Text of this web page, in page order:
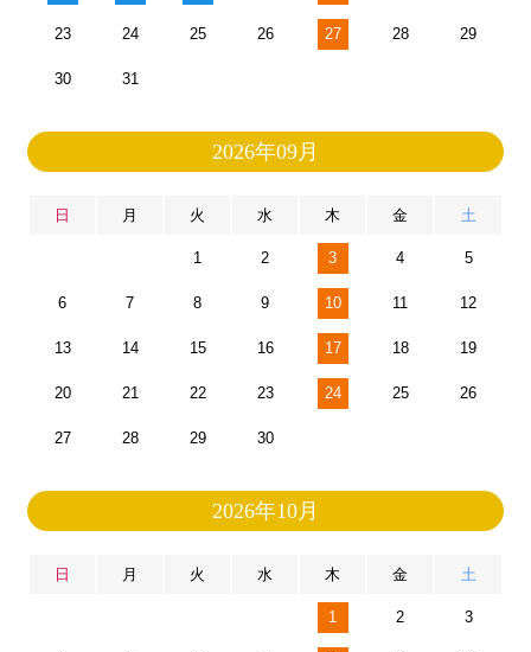
23 24 25 26 27 28 29
30 31
2026年09月
日 月 火 水 木 金 土
1 2 3 4 5
6 7 8 9 10 11 12
13 14 15 16 17 18 19
20 21 22 23 24 25 26
27 28 29 30
2026年10月
日 月 火 水 木 金 土
1 2 3